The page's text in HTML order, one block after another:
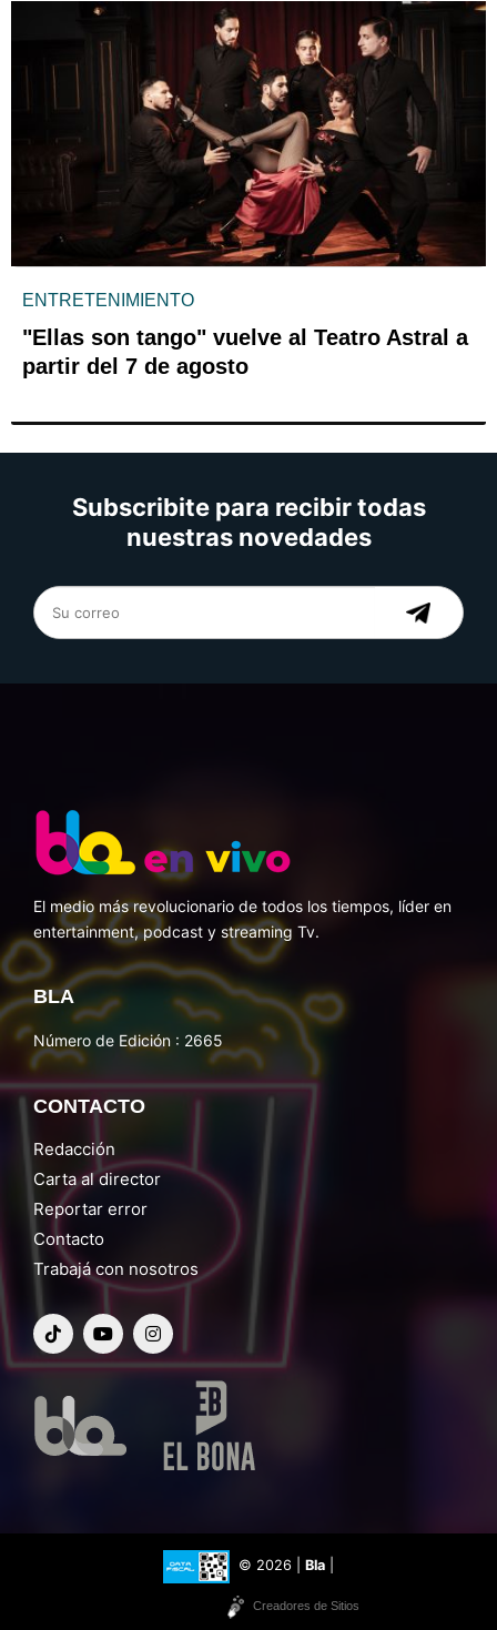
ENTRETENIMIENTO
"Ellas son tango" vuelve al Teatro Astral a
partir del 7 de agosto
Subscribite para recibir todas
nuestras novedades
El medio más revolucionario de todos los tiempos, líder en
entertainment, podcast y streaming Tv.
BLA
Número de Edición : 2665
CONTACTO
Redacción
Carta al director
Reportar error
Contacto
Trabajá con nosotros
© 2026 | Bla
Creadores de Sitios